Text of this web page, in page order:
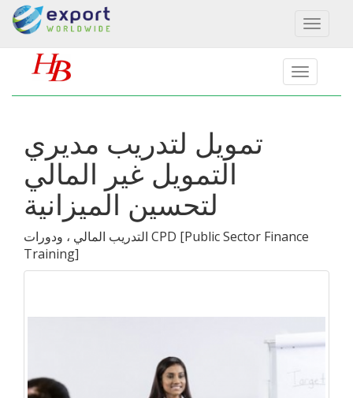
Toggle
تمويل لتدريب مديري
التمويل غير المالي
لتحسين الميزانية
التدريب المالي ، ودورات CPD [Public Sector Finance
Training]